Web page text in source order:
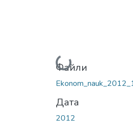
Вантажиться...
Файли
Дата
2012